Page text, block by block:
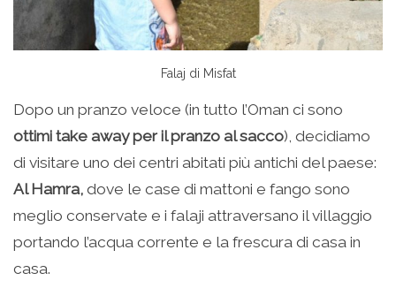
Falaj di Misfat
Dopo un pranzo veloce (in tutto l’Oman ci sono
ottimi take away per il pranzo al sacco), decidiamo
di visitare uno dei centri abitati più antichi del paese:
Al Hamra, dove le case di mattoni e fango sono
meglio conservate e i falaji attraversano il villaggio
portando l’acqua corrente e la frescura di casa in
casa.